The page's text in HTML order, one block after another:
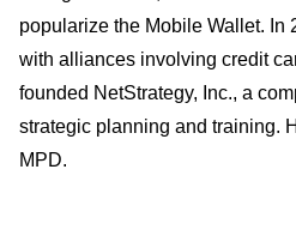
popularize the Mobile Wallet. In
with alliances involving credit
founded NetStrategy, Inc., a
strategic planning and training.
MPD.